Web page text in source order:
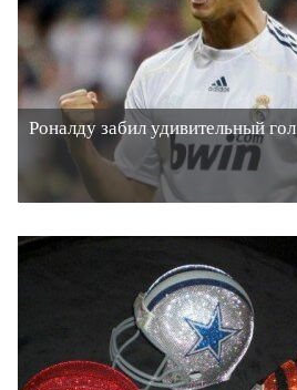
Роналду забил удивительный гол